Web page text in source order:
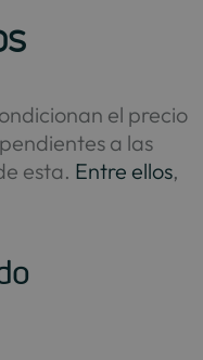
el precio
a las
esta. Entre ellos,